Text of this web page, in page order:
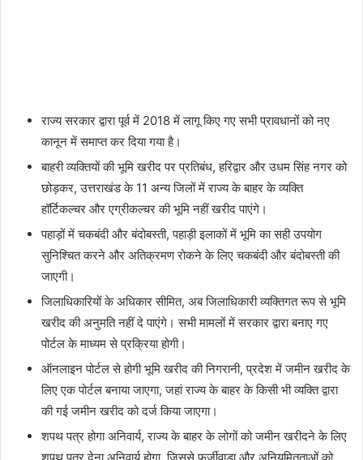
राज्य सरकार द्वारा पूर्व में 2018 में लागू किए गए सभी प्रावधानों को नए
कानून में समाप्त कर दिया गया है।
बाहरी व्यक्तियों की भूमि खरीद पर प्रतिबंध, हरिद्वार और उधम सिंह नगर को
छोड़कर, उत्तराखंड के 11 अन्य जिलों में राज्य के बाहर के व्यक्ति
हॉर्टिकल्चर और एग्रीकल्चर की भूमि नहीं खरीद पाएंगे।
पहाड़ों में चकबंदी और बंदोबस्ती, पहाड़ी इलाकों में भूमि का सही उपयोग
सुनिश्चित करने और अतिक्रमण रोकने के लिए चकबंदी और बंदोबस्ती की
जाएगी।
जिलाधिकारियों के अधिकार सीमित, अब जिलाधिकारी व्यक्तिगत रूप से भूमि
खरीद की अनुमति नहीं दे पाएंगे। सभी मामलों में सरकार द्वारा बनाए गए
पोर्टल के माध्यम से प्रक्रिया होगी।
ऑनलाइन पोर्टल से होगी भूमि खरीद की निगरानी, प्रदेश में जमीन खरीद के
लिए एक पोर्टल बनाया जाएगा, जहां राज्य के बाहर के किसी भी व्यक्ति द्वारा
की गई जमीन खरीद को दर्ज किया जाएगा।
शपथ पत्र होगा अनिवार्य, राज्य के बाहर के लोगों को जमीन खरीदने के लिए
शपथ पत्र देना अनिवार्य होगा, जिससे फर्जीवाड़ा और अनियमितताओं को